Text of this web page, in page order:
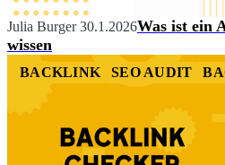
Julia Burger 30.1.2026Was ist ein
wissen
BACKLINK SEO AUDIT